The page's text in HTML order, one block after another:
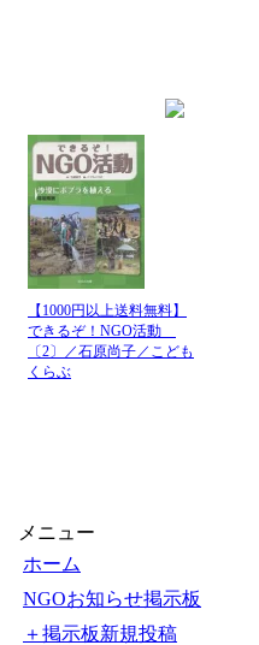
【1000円以上送料無料】
できるぞ！NGO活動
〔2〕／石原尚子／こども
くらぶ
メニュー
ホーム
NGOお知らせ掲示板
＋掲示板新規投稿